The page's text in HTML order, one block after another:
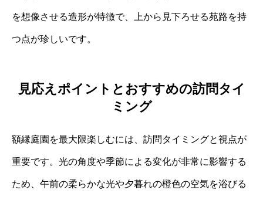
を想像させる造形が特徴で、上から見下ろせる苑路を持
つ点が珍しいです。
見応えポイントとおすすめの訪問タイ
ミング
額縁庭園を最大限楽しむには、訪問タイミングと視点が
重要です。光の角度や季節による変化が非常に影響する
ため、午前の柔らかな光や夕暮れの橙色の空気を浴びる